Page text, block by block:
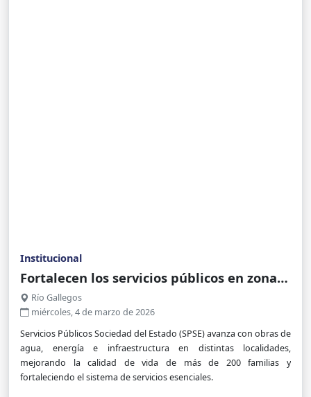
Institucional
Fortalecen los servicios públicos en zona
sur de Santa Cruz
Río Gallegos
miércoles, 4 de marzo de 2026
Servicios Públicos Sociedad del Estado (SPSE) avanza con obras de
agua, energía e infraestructura en distintas localidades,
mejorando la calidad de vida de más de 200 familias y
fortaleciendo el sistema de servicios esenciales.